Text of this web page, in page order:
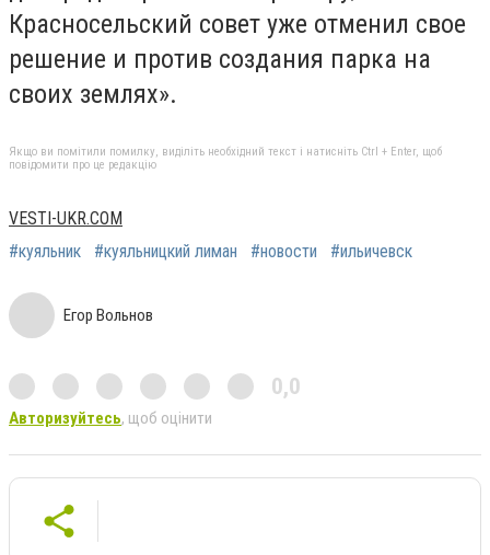
Красносельский совет уже отменил свое
решение и против создания парка на
своих землях».
Якщо ви помітили помилку, виділіть необхідний текст і натисніть Ctrl + Enter, щоб
повідомити про це редакцію
VESTI-UKR.COM
#куяльник
#куяльницкий лиман #новости #ильичевск
Егор Вольнов
0,0
Авторизуйтесь, щоб оцінити